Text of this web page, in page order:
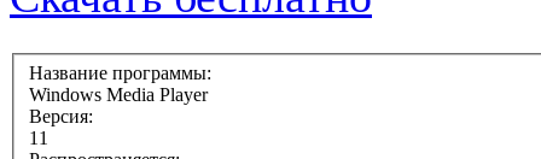
Название программы:
Windows Media Player
Версия:
11